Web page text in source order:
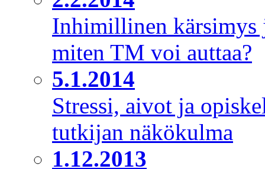
Inhimillinen kärsimys
miten TM voi auttaa?
5.1.2014
Stressi, aivot ja
tutkijan näkökulma
1.12.2013